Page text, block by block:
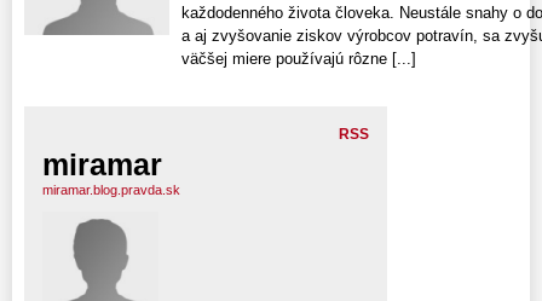
každodenného života človeka. Neustále snahy o
a aj zvyšovanie ziskov výrobcov potravín, sa
väčšej miere používajú rôzne [...]
RSS
miramar
miramar.blog.pravda.sk